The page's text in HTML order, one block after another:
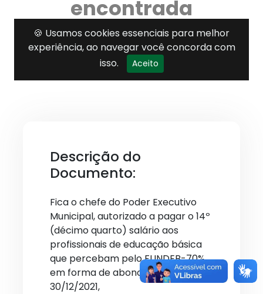
Descrição do
Documento:
Fica o chefe do Poder Executivo
Municipal, autorizado a pagar o 14º
(décimo quarto) salário aos
profissionais de educação básica
que percebam pelo FUNDEB-70%,
em forma de abono salarial, até
30/12/2021,